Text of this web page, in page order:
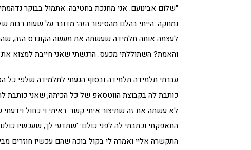
"שלום אבינועם. אני מחנכת בחטיבה. אתמול בבוקר
נמחקה. הייתי בהלם מהסיפור הזה: מדובר על שעות
לעצמה אותה תלמידה שעשתה את מעשה הקונדס הזה,
והאמת? השתוללתי מכעס. הרגשתי שאני חייבת למצוא את
עברתי תלמידה תלמידה ובסוף הגעתי לתלמידה שלפי כל
כותבת לה בקבוצת הווטסאפ של כל הכיתה, שאני כותבת
לא עשתה את זה שתיצור איתי קשר. ראיתי וי כחול
התאפקתי וכתבתי לה לפני כולם: 'שתדעי לך, שעכשיו
התקשרה אליי ואמרה לי בקול בוכה שהם עכשיו חוזרים